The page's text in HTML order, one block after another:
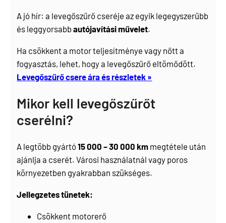
A jó hír: a levegőszűrő cseréje az egyik legegyszerűbb
és leggyorsabbautójavítási művelet.
Ha csökkent a motor teljesítménye vagy nőtt a
fogyasztás, lehet, hogy a levegőszűrő eltömődött.
Levegőszűrő csere ára és részletek »
Mikor kell levegőszűrőt
cserélni?
A legtöbb gyártó15 000 – 30 000 km megtétele után
ajánlja a cserét. Városi használatnál vagy poros
környezetben gyakrabban szükséges.
Jellegzetes tünetek:
Csökkent motorerő